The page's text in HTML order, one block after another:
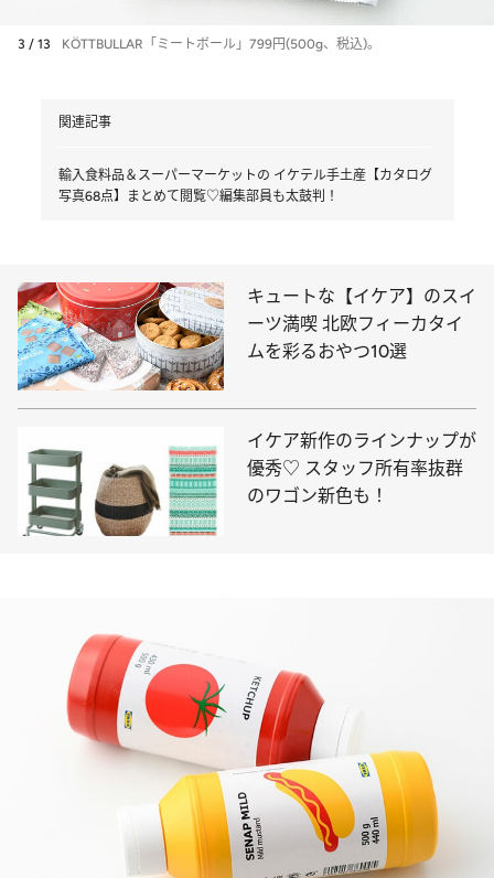
3 / 13 KÖTTBULLAR「ミートボール」799円(500g、税込)。
関連記事
輸入食料品＆スーパーマーケットの イケテル手土産【カタログ
写真68点】まとめて閲覧♡編集部員も太鼓判！
キュートな【イケア】のスイ
ーツ満喫 北欧フィーカタイ
ムを彩るおやつ10選
イケア新作のラインナップが
優秀♡ スタッフ所有率抜群
のワゴン新色も！